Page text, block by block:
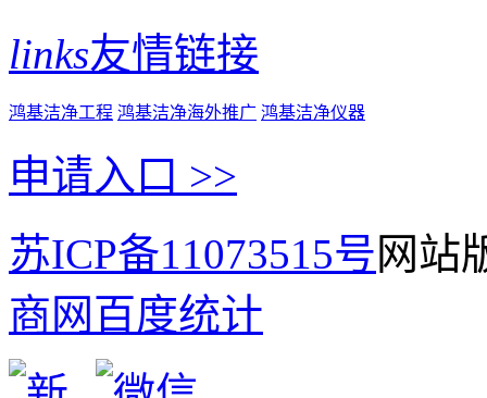
links友情链接
鸿基洁净工程 鸿基洁净海外推广 鸿基洁净仪器
申请入口 >>
苏ICP备11073515号网站
商网百度统计